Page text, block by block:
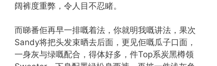
阔裤度重弊，令人目不忍睹。
而睇番佢再早一排嘅着法，你就明我嘅讲法，果次
Sandy将把头发束晒去后面，更见佢嘅瓜子口面，
一身灰与绿嘅配合，得体好多，件Top系炭黑樽领